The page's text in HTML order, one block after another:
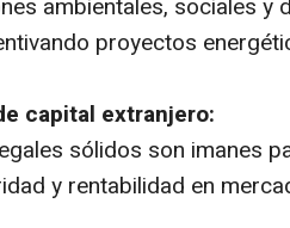
ambientales, sociales y
proyectos
capital extranjero:
sólidos son imanes
y rentabilidad en